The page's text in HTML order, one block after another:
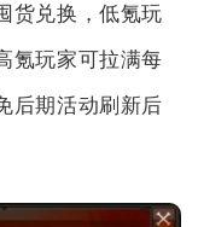
货兑换，低氪玩
氪玩家可拉满每
后期活动刷新后